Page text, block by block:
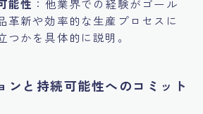
能性 ：他業界での経験がゴール
革新や効率的な生産プロセスに
つかを具体的に説明。
ンと持続可能性へのコミット